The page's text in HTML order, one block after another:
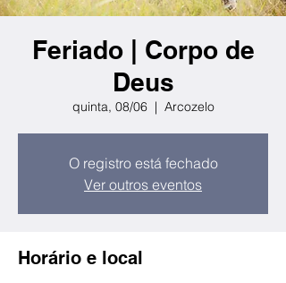
Feriado | Corpo de
Deus
quinta, 08/06
  |
Arcozelo
O registro está fechado
Ver outros eventos
Horário e local